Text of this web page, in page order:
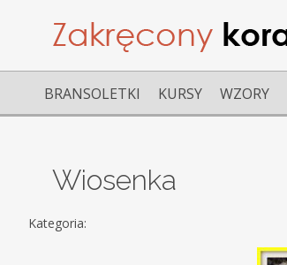
BRANSOLETKI KURSY WZORY
Wiosenka
Kategoria: